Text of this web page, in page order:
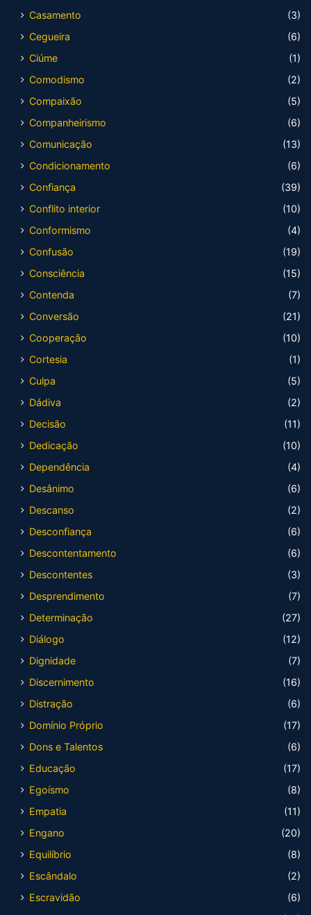
Casamento
(3)
Cegueira
(6)
Ciúme
(1)
Comodismo
(2)
Compaixão
(5)
Companheirismo
(6)
Comunicação
(13)
Condicionamento
(6)
Confiança
(39)
Conflito interior
(10)
Conformismo
(4)
Confusão
(19)
Consciência
(15)
Contenda
(7)
Conversão
(21)
Cooperação
(10)
Cortesia
(1)
Culpa
(5)
Dádiva
(2)
Decisão
(11)
Dedicação
(10)
Dependência
(4)
Desânimo
(6)
Descanso
(2)
Desconfiança
(6)
Descontentamento
(6)
Descontentes
(3)
Desprendimento
(7)
Determinação
(27)
Diálogo
(12)
Dignidade
(7)
Discernimento
(16)
Distração
(6)
Domínio Próprio
(17)
Dons e Talentos
(6)
Educação
(17)
Egoísmo
(8)
Empatia
(11)
Engano
(20)
Equilíbrio
(8)
Escândalo
(2)
Escravidão
(6)